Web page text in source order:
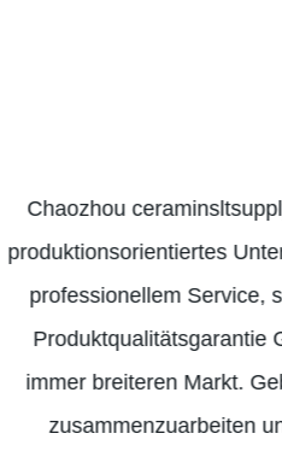
Chaozhou
produktionsorientiertes
professionellem Service,
Produktqualitätsgarantie
immer breiteren Markt.
zusammenzuarbeiten